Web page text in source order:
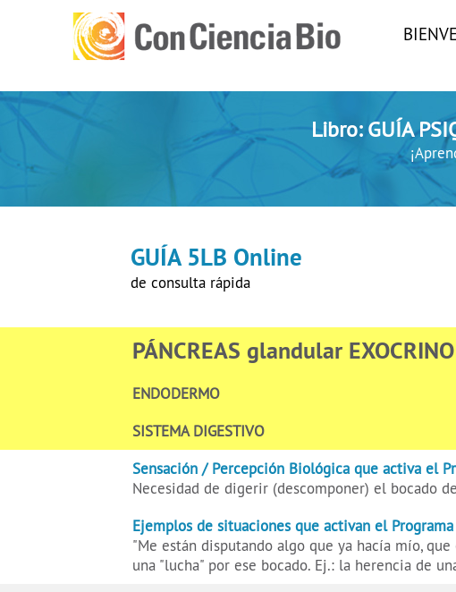
Libro: GUÍA
GUÍA 5LB Online
de consulta rápida
PÁNCREAS glandular
ENDODERMO
SISTEMA DIGESTIVO
Sensación / Percepción Biológica que activa el
Necesidad de digerir (descomponer) el bocado
Ejemplos de situaciones que activan el
"Me están disputando algo que ya hacía mío,
una "lucha" por ese bocado. Ej.: la herencia de